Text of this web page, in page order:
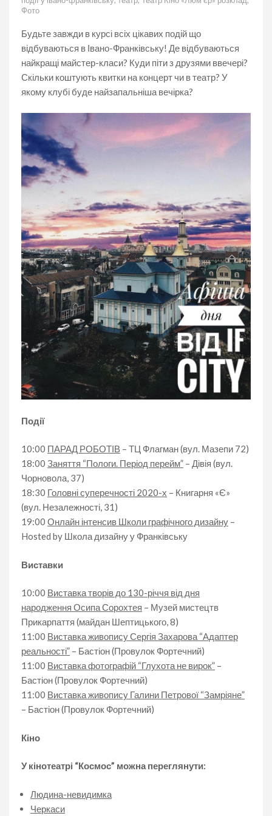
Фото
Будьте завжди в курсі всіх цікавих подій що
відбуваються в Івано-Франківську! Де відбуваються
найкращі майстер-класи? Куди піти з друзями ввечері?
Скільки коштують квитки на концерт чи в театр? У
якому клубі буде найзапальніша вечірка?
Події
10:00 ПАРАД РОБОТІВ – ТЦ Флагман (вул. Мазепи 72)
18:00 Заняття “Пологи. Період перейм” – Дівія (вул.
Чорновола, 37)
18:30 Головні суперечності 2020-х – Книгарня «Є»
(вул. Незалежності, 31)
19:00 Онлайн інтенсив Школи графічного дизайну –
Hosted by Школа дизайну у Франківську
Виставки
10:00 Виставка творів до 130-річчя від дня
народження Осипа Сорохтея – Музей мистецтв
Прикарпаття (майдан Шептицького, 8)
11:00 Виставка живопису Сергія Захарова “Адаптер
реальності” – Бастіон (Провулок Фортечний)
11:00 Виставка фотографій “Глухота не вирок” –
Бастіон (Провулок Фортечний)
11:00 Виставка живопису Галини Петрової “Замріяне”
– Бастіон (Провулок Фортечний)
Кіно
У кінотеатрі “Космос” можна переглянути:
Людина-невидимка
Черкаси